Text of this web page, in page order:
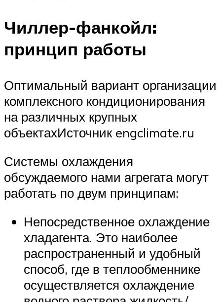
Чиллер-фанкойл:
принцип работы
Оптимальный вариант организации
комплексного кондиционирования
на различных крупных
объектахИсточник engclimate.ru
Системы охлаждения
обсуждаемого нами агрегата могут
работать по двум принципам:
Непосредственное охлаждение
хладагента. Это наиболее
распространенный и удобный
способ, где в теплообменнике
осуществляется охлаждение